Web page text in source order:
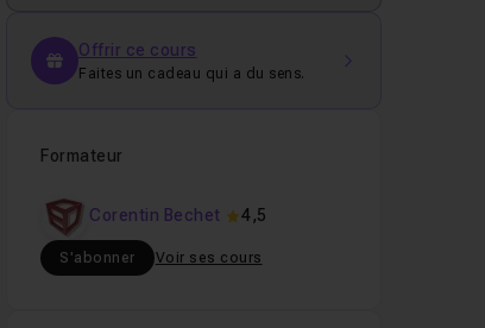
Offrir ce cours
Faites un cadeau qui a du sens.
Formateur
Corentin Bechet 4,5
S'abonner Voir ses cours